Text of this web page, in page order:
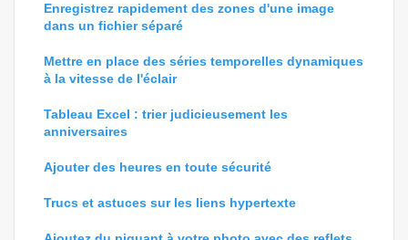
Enregistrez rapidement des zones d'une image
dans un fichier séparé
Mettre en place des séries temporelles dynamiques
à la vitesse de l'éclair
Tableau Excel : trier judicieusement les
anniversaires
Ajouter des heures en toute sécurité
Trucs et astuces sur les liens hypertexte